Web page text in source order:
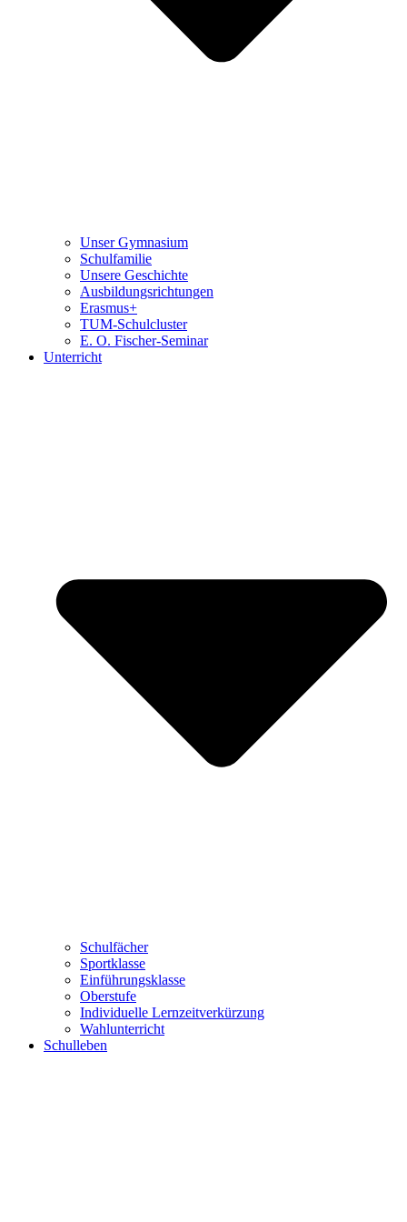
Unser Gymnasium
Schulfamilie
Unsere Geschichte
Ausbildungsrichtungen
Erasmus+
TUM-Schulcluster
E. O. Fischer-Seminar
Unterricht
Schulfächer
Sportklasse
Einführungsklasse
Oberstufe
Individuelle Lernzeitverkürzung
Wahlunterricht
Schulleben